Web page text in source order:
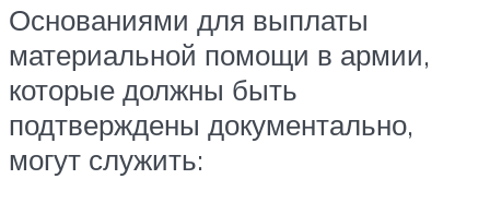
Основаниями для выплаты
материальной помощи в армии,
которые должны быть
подтверждены документально,
могут служить: